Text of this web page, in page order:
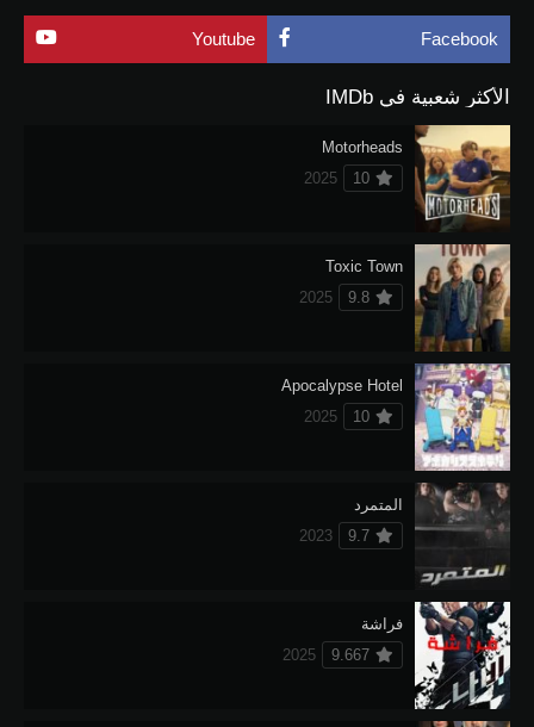
Facebook
Youtube
الأكثر شعبية في IMDb
Motorheads
10
2025
Toxic Town
9.8
2025
Apocalypse Hotel
10
2025
المتمرد
9.7
2023
فراشة
9.667
2025